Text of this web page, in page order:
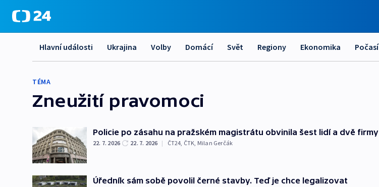
Hlavní události Ukrajina Volby Domácí Svět Regiony Ekonomika Počasí
TÉMA
Zneužití pravomoci
Policie po zásahu na pražském magistrátu obvinila šest lidí a dvě firmy
22. 7. 2026 22. 7. 2026 | ČT24, ČTK, Milan Gerčák
Úředník sám sobě povolil černé stavby. Teď je chce legalizovat